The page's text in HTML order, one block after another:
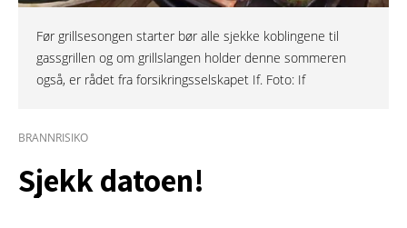
Før grillsesongen starter bør alle sjekke koblingene til
gassgrillen og om grillslangen holder denne sommeren
også, er rådet fra forsikringsselskapet If. Foto: If
BRANNRISIKO
Sjekk datoen!